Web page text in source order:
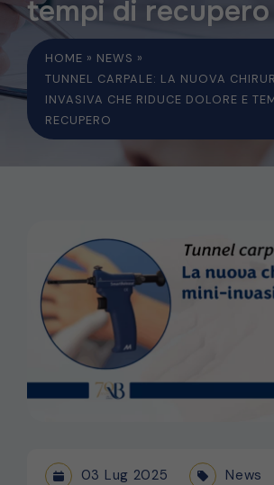
tempi di recupero
HOME » NEWS »
TUNNEL CARPALE: LA NUOVA
INVASIVA CHE RIDUCE DOLORE E
RECUPERO
03 Lug 2025
News